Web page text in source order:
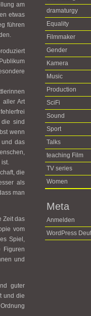
am
etwas
führen
aller Art
sind
wenn
das
ist.
die
als
man
Zeit das
vom
Spiel,
und
guter
und die
dramaturgy
Equality
Filmmaker
Gender
Kamera
Music
Production
SciFi
Sound
Sport
Talks
teaching Film
TV series
Women
Meta
Anmelden
WordPress